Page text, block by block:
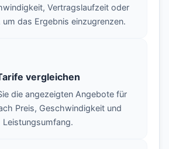
Vertragslaufzeit oder
das Ergebnis einzugrenzen.
vergleichen
die angezeigten Angebote für
Preis, Geschwindigkeit und
Leistungsumfang.